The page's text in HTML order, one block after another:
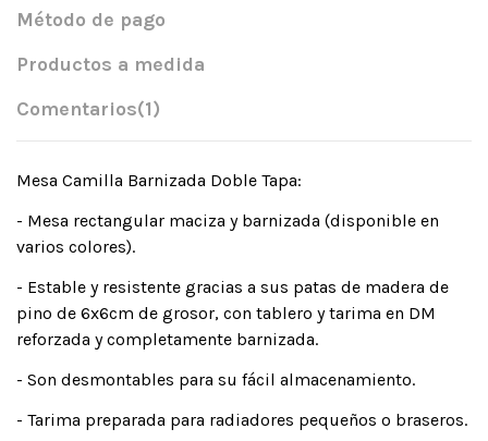
Método de pago
Productos a medida
Comentarios(1)
Mesa Camilla Barnizada Doble Tapa:
- Mesa rectangular maciza y barnizada (disponible en
varios colores).
- Estable y resistente gracias a sus patas de madera de
pino de 6x6cm de grosor, con tablero y tarima en DM
reforzada y completamente barnizada.
- Son desmontables para su fácil almacenamiento.
- Tarima preparada para radiadores pequeños o braseros.